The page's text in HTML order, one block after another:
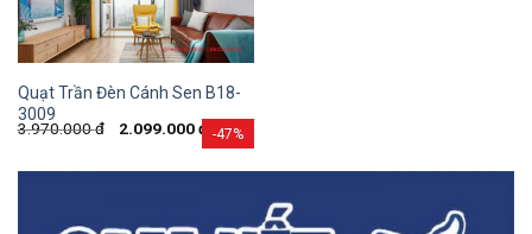
-47%
Quạt Trần Đèn Cánh Sen B18-
3009
3.970.000đ 2.099.000đ